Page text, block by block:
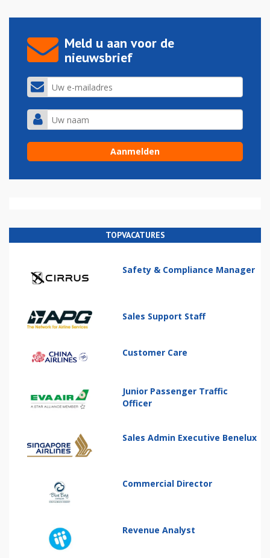
Meld u aan voor de
nieuwsbrief
TOPVACATURES
Safety & Compliance Manager
Sales Support Staff
Customer Care
Junior Passenger Traffic
Officer
Sales Admin Executive Benelux
Commercial Director
Revenue Analyst